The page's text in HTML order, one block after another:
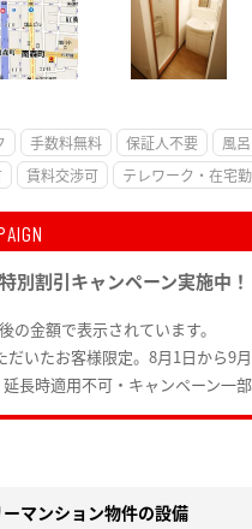
手数料無料 保証人不要 風
賃料交渉可 テレワーク・在宅
別割引キャンペーン実施中！
の金額で表示されています。
だいたお客様限定。8月1日から9
長時適用不可・キャンペーン一
マンション物件の設備